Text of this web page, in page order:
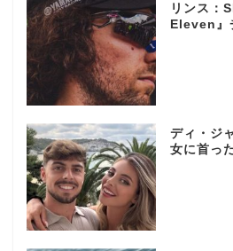
リンス：
Eleven』
ディ・ジ
女に首っ